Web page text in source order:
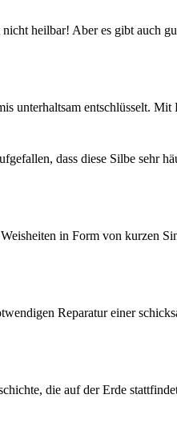
heilbar! Aber es gibt auch
unterhaltsam entschlüsselt. Mit
dass diese Silbe sehr
in Form von kurzen
Reparatur einer
die auf der Erde